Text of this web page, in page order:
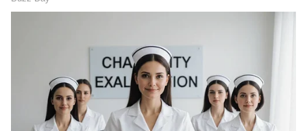
4
Image Credit : Chatgpt